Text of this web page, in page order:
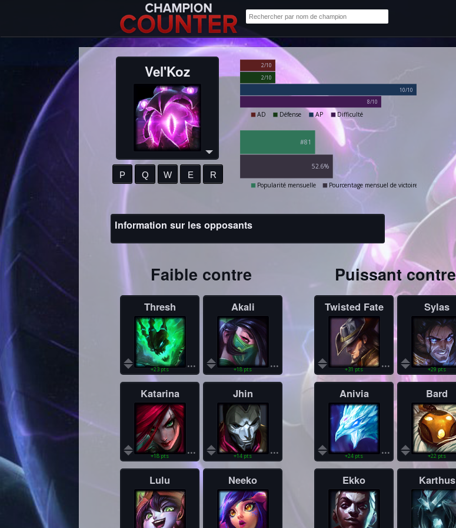
Vel'Koz
2/10
2/10
10/10
8/10
AD Défense AP Difficulté
#81
52.6%
Popularité mensuelle Pourcentage mensuel de victoires
P Q W E R
Information sur les opposants
Faible contre
Thresh
...
+23 pts
Akali
...
+18 pts
Katarina
...
+18 pts
Jhin
...
+14 pts
Lulu Neeko
Puissant contre
Twisted Fate
...
+31 pts
Sylas
+29 pts
Anivia
...
+24 pts
Bard
+22 pts
Ekko Karthus